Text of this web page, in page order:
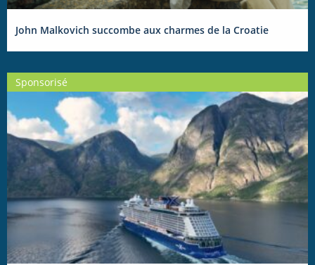
John Malkovich succombe aux charmes de la Croatie
Sponsorisé